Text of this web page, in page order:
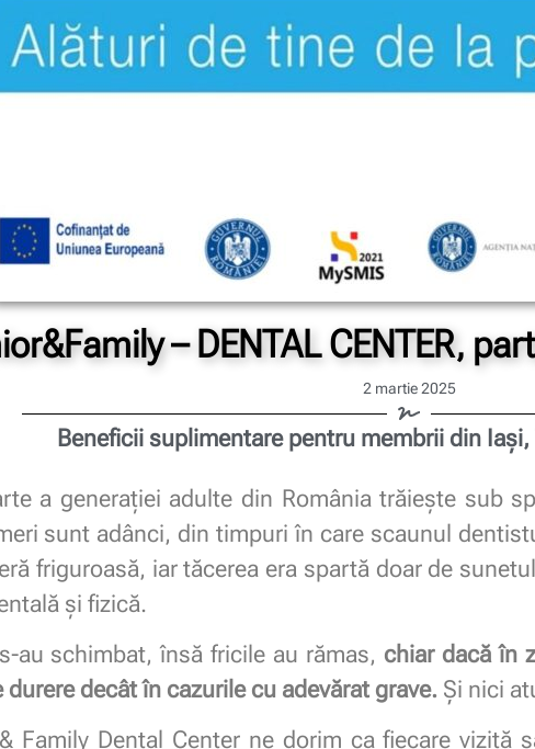
– DENTAL CENTER,
2 martie 2025
Beneficii suplimentare pentru membrii din
a generației adulte din România trăiește sub
sunt adânci, din timpuri în care scaunul
friguroasă, iar tăcerea era spartă doar de
și fizică.
au schimbat, însă fricile au rămas, chiar dacă în
durere decât în cazurile cu adevărat grave. Și nici
Family Dental Center ne dorim ca fiecare vizită